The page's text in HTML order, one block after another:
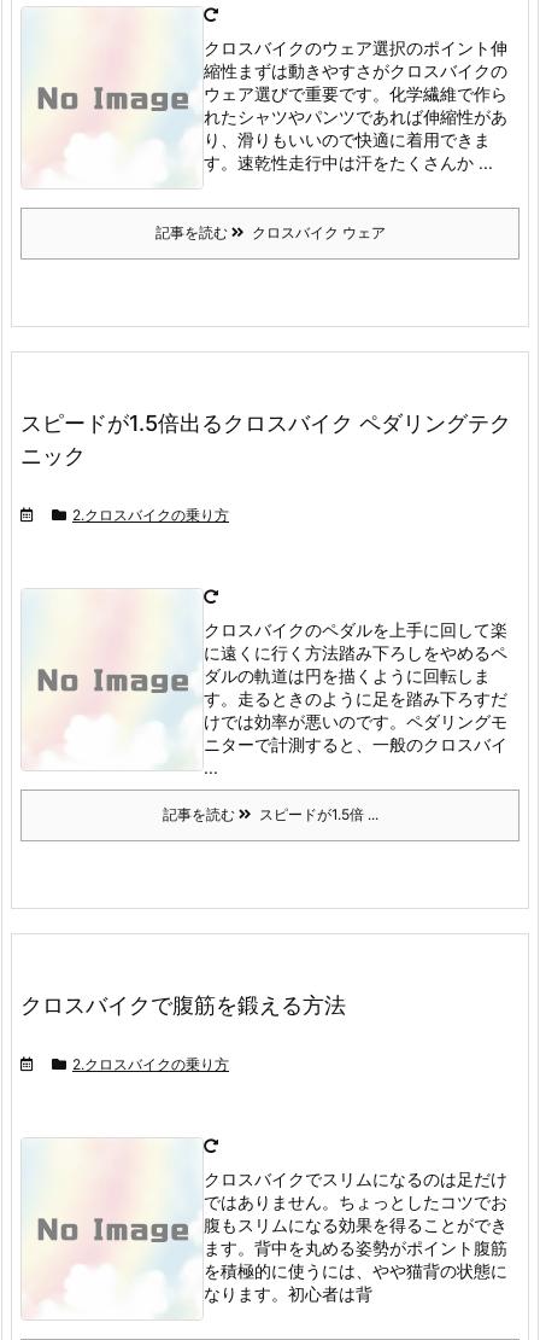
クロスバイクのウェア選択のポイント伸
縮性まずは動きやすさがクロスバイクの
ウェア選びで重要です。 化学繊維で作ら
れたシャツやパンツであれば伸縮性があ
り、滑りもいいので快適に着用できま
す。 速乾性走行中は汗をたくさんか ...
記事を読む クロスバイク ウェア
スピードが1.5倍出るクロスバイク ペダリングテク
ニック
2.クロスバイクの乗り方
クロスバイクのペダルを上手に回して楽
に遠くに行く方法踏み下ろしをやめるペ
ダルの軌道は円を描くように回転しま
す。 走るときのように足を踏み下ろすだ
けでは効率が悪いのです。 ペダリングモ
ニターで計測すると、一般のクロスバイ
...
記事を読む スピードが1.5倍 ...
クロスバイクで腹筋を鍛える方法
2.クロスバイクの乗り方
クロスバイクでスリムになるのは足だけ
ではありません。 ちょっとしたコツでお
腹もスリムになる効果を得ることができ
ます。 背中を丸める姿勢がポイント 腹筋
を積極的に使うには、やや猫背の状態に
なります。 初心者は背